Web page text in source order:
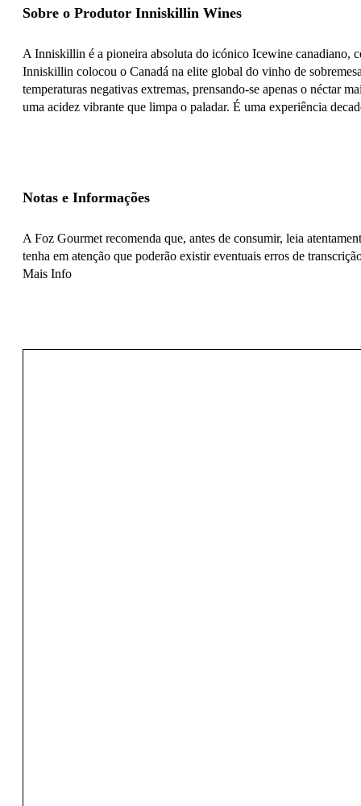
Sobre o Produtor Inniskillin Wines
A Inniskillin é a pioneira absoluta do icónico Icewine canadiano,
Inniskillin colocou o Canadá na elite global do vinho de
temperaturas negativas extremas, prensando-se apenas o néctar
uma acidez vibrante que limpa o paladar. É uma experiência
Notas e Informações
A Foz Gourmet recomenda que, antes de consumir, leia
tenha em atenção que poderão existir eventuais erros de
Mais Info